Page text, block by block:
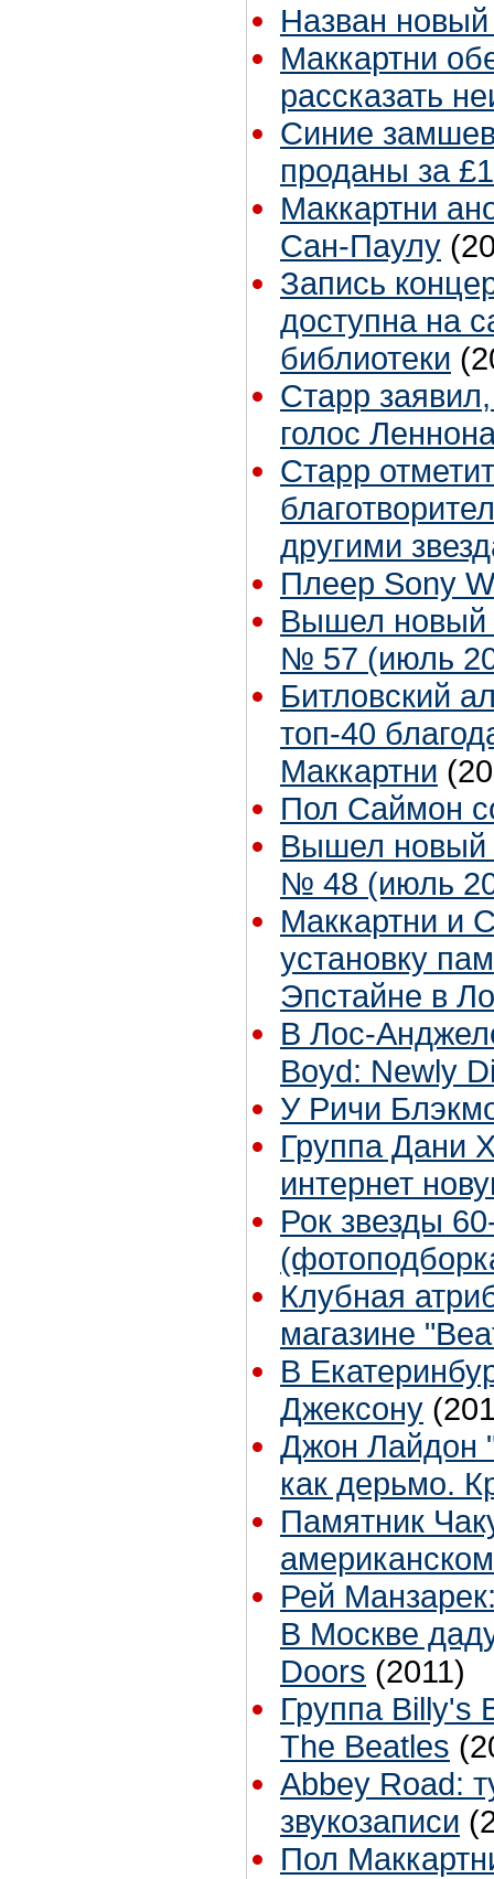
Назван новый
Маккартни
рассказать
Синие
проданы за
Маккартни
Сан-Паулу
Запись
доступна на
библиотеки
Старр
голос
Старр
другими
Плеер Sony
Вышел новый
№ 57 (июль
Битловский
топ-40
Маккартни
Пол Саймон
Вышел новый
№ 48 (июль
Маккартни и
установку
Эпстайне в
В Лос-
Boyd: Newly
У Ричи
Группа Дани
интернет
Рок звезды
Клубная
магазине
В
Джексону
Джон Лайдон
как дерьмо.
Памятник
Рей
В Москве
Doors (2011)
Группа Billy's
The Beatles
Abbey Road:
звукозаписи
Пол